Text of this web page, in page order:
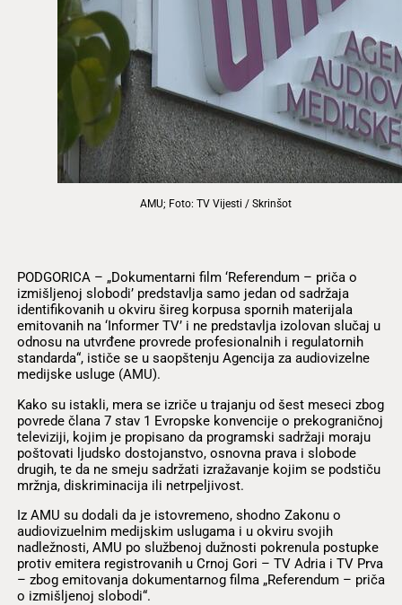
AMU; Foto: TV Vijesti / Skrinšot
PODGORICA – „Dokumentarni film ‘Referendum – priča o
izmišljenoj slobodi’ predstavlja samo jedan od sadržaja
identifikovanih u okviru šireg korpusa spornih materijala
emitovanih na ‘Informer TV’ i ne predstavlja izolovan slučaj u
odnosu na utvrđene provrede profesionalnih i regulatornih
standarda“, ističe se u saopštenju Agencija za audiovizelne
medijske usluge (AMU).
Kako su istakli, mera se izriče u trajanju od šest meseci zbog
povrede člana 7 stav 1 Evropske konvencije o prekograničnoj
televiziji, kojim je propisano da programski sadržaji moraju
poštovati ljudsko dostojanstvo, osnovna prava i slobode
drugih, te da ne smeju sadržati izražavanje kojim se podstiču
mržnja, diskriminacija ili netrpeljivost.
Iz AMU su dodali da je istovremeno, shodno Zakonu o
audiovizuelnim medijskim uslugama i u okviru svojih
nadležnosti, AMU po službenoj dužnosti pokrenula postupke
protiv emitera registrovanih u Crnoj Gori – TV Adria i TV Prva
– zbog emitovanja dokumentarnog filma „Referendum – priča
o izmišljenoj slobodi“.